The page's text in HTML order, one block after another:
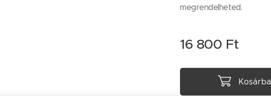
megrendelheted.
16 800 Ft
Kosárba